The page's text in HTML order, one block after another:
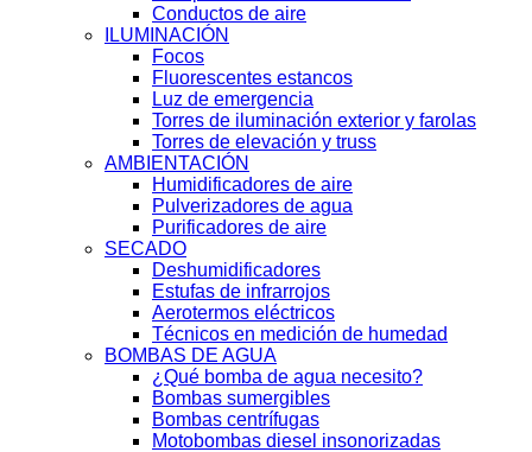
Conductos de aire
ILUMINACIÓN
Focos
Fluorescentes estancos
Luz de emergencia
Torres de iluminación exterior y farolas
Torres de elevación y truss
AMBIENTACIÓN
Humidificadores de aire
Pulverizadores de agua
Purificadores de aire
SECADO
Deshumidificadores
Estufas de infrarrojos
Aerotermos eléctricos
Técnicos en medición de humedad
BOMBAS DE AGUA
¿Qué bomba de agua necesito?
Bombas sumergibles
Bombas centrífugas
Motobombas diesel insonorizadas